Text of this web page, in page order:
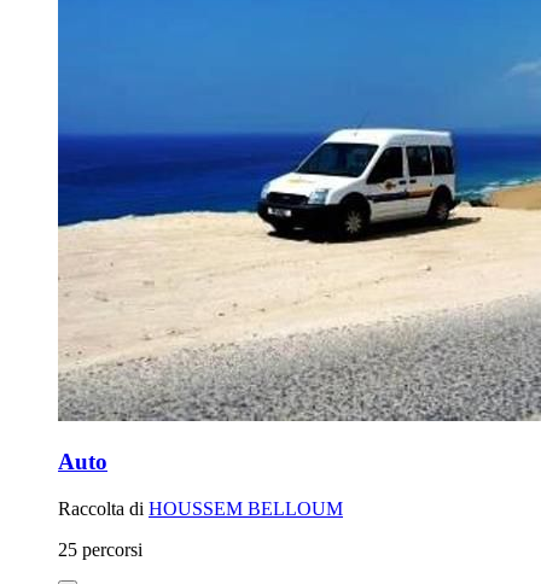
Auto
Raccolta di HOUSSEM BELLOUM
25 percorsi